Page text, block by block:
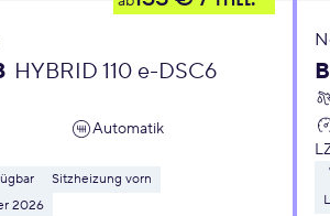
HYBRID 110 e-DSC6
Automatik
Sitzheizung vorn
2026